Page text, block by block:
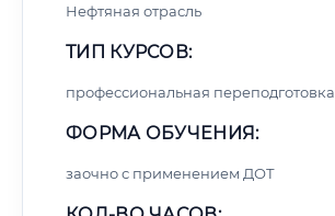
Нефтяная отрасль
ТИП КУРСОВ:
профессиональная переподготовка
ФОРМА ОБУЧЕНИЯ:
заочно с применением ДОТ